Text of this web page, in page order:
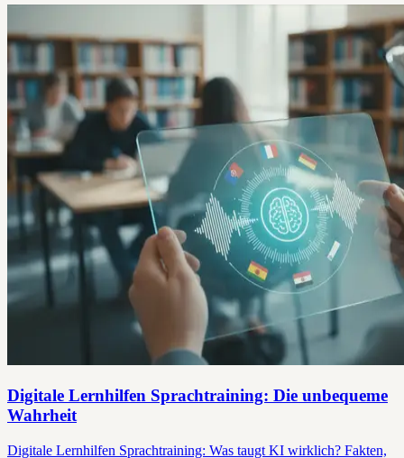
Digitale Lernhilfen Sprachtraining: Die unbequeme
Wahrheit
Digitale Lernhilfen Sprachtraining: Was taugt KI wirklich? Fakten,